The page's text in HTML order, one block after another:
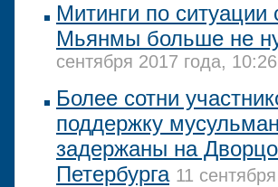
Митинги по
Мьянмы больше не
сентября 2017 года, 10:26
Более сотни
поддержку
задержаны на
Петербурга 11